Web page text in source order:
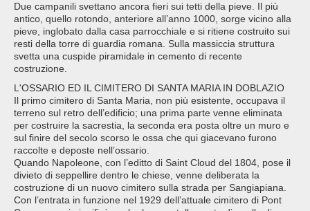
Due campanili svettano ancora fieri sui tetti della pieve. Il più
antico, quello rotondo, anteriore all’anno 1000, sorge vicino alla
pieve, inglobato dalla casa parrocchiale e si ritiene costruito sui
resti della torre di guardia romana. Sulla massiccia struttura
svetta una cuspide piramidale in cemento di recente
costruzione.
L'OSSARIO ED IL CIMITERO DI SANTA MARIA IN DOBLAZIO
Il primo cimitero di Santa Maria, non più esistente, occupava il
terreno sul retro dell’edificio; una prima parte venne eliminata
per costruire la sacrestia, la seconda era posta oltre un muro e
sul finire del secolo scorso le ossa che qui giacevano furono
raccolte e deposte nell’ossario.
Quando Napoleone, con l’editto di Saint Cloud del 1804, pose il
divieto di seppellire dentro le chiese, venne deliberata la
costruzione di un nuovo cimitero sulla strada per Sangiapiana.
Con l’entrata in funzione nel 1929 dell’attuale cimitero di Pont